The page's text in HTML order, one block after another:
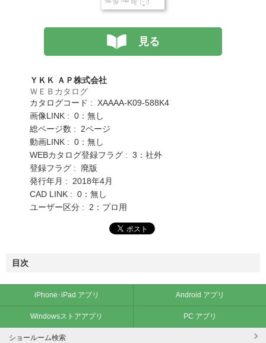
見る
ＹＫＫ ＡＰ株式会社
ＷＥＢカタログ
カタログコード : XAAAA-K09-588K4
画像LINK : 0：無し
総ページ数 : 2ページ
動画LINK : 0：無し
WEBカタログ登録フラグ : 3：社外
登録フラグ : 廃版
発行年月 : 2018年4月
CAD LINK : 0：無し
ユーザー区分 : 2：プロ用
目次
iPhone･iPad アプリ Android アプリ
Windowsストアアプリ PC アプリ
ショールーム検索